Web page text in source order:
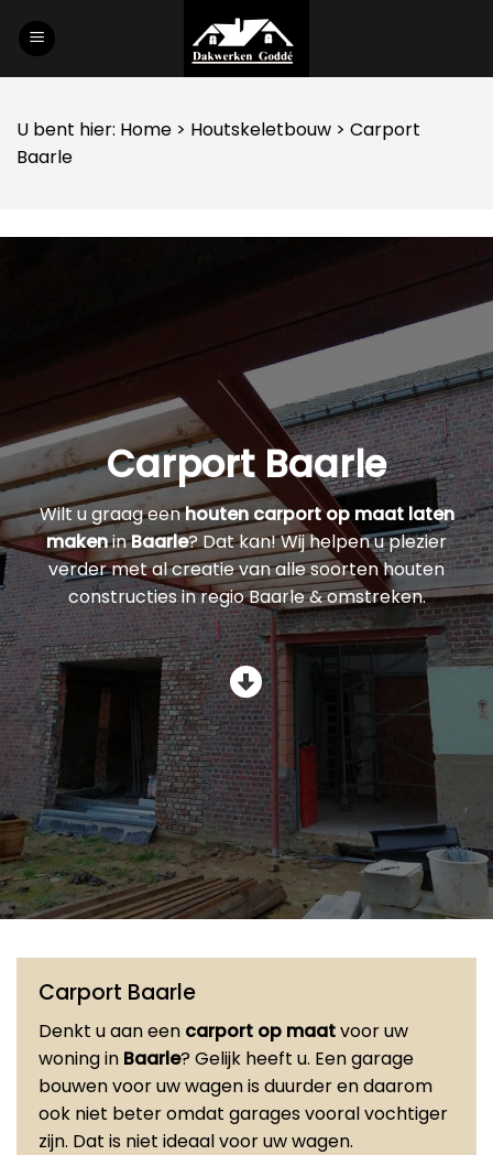
U bent hier: Home > Houtskeletbouw > Carport
Baarle
Carport Baarle
Wilt u graag eenhouten carport op maat laten
makeninBaarle? Dat kan! Wij helpen u plezier
verder met al creatie van alle soorten houten
constructies in regio Baarle & omstreken.
Carport Baarle
Denkt u aan een carport op maatvoor uw
woning in Baarle? Gelijk heeft u. Een garage
bouwen voor uw wagen is duurder en daarom
ook niet beter omdat garages vooral vochtiger
zijn. Dat is niet ideaal voor uw wagen.